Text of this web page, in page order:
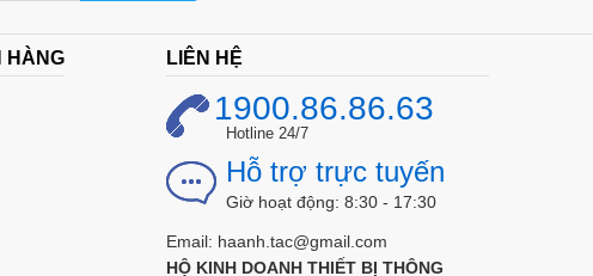
HÀNG LIÊN HỆ
1900.86.86.63
Hotline 24/7
Hỗ trợ trực tuyến
Giờ hoạt động: 8:30 - 17:30
Email: haanh.tac@gmail.com
HỘ KINH DOANH THIẾT BỊ THÔNG